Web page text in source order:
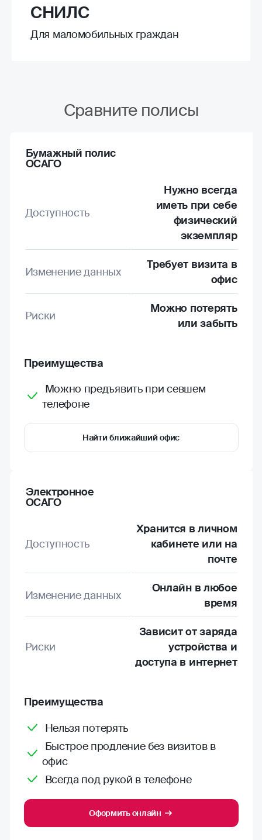
СНИЛС
Для маломобильных граждан
Сравните полисы
Бумажный полис
ОСАГО
Доступность
Нужно всегда
иметь при себе
физический
экземпляр
Изменение данных
Требует визита в
офис
Риски
Можно потерять
или забыть
Преимущества
Можно предъявить при севшем
телефоне
Найти ближайший офис
Электронное
ОСАГО
Доступность
Хранится в личном
кабинете или на
почте
Изменение данных
Онлайн в любое
время
Риски
Зависит от заряда
устройства и
доступа в интернет
Преимущества
Нельзя потерять
Быстрое продление без визитов в
офис
Всегда под рукой в телефоне
Оформить онлайн